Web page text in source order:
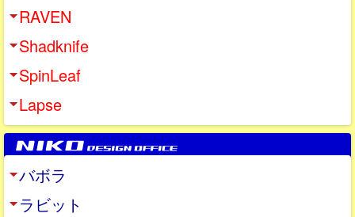
RAVEN
Shadknife
SpinLeaf
Lapse
バボラ
ラビット